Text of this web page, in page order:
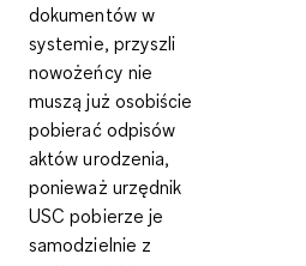
dokumentów w
systemie, przyszli
nowożeńcy nie
muszą już osobiście
pobierać odpisów
aktów urodzenia,
ponieważ urzędnik
USC pobierze je
samodzielnie z